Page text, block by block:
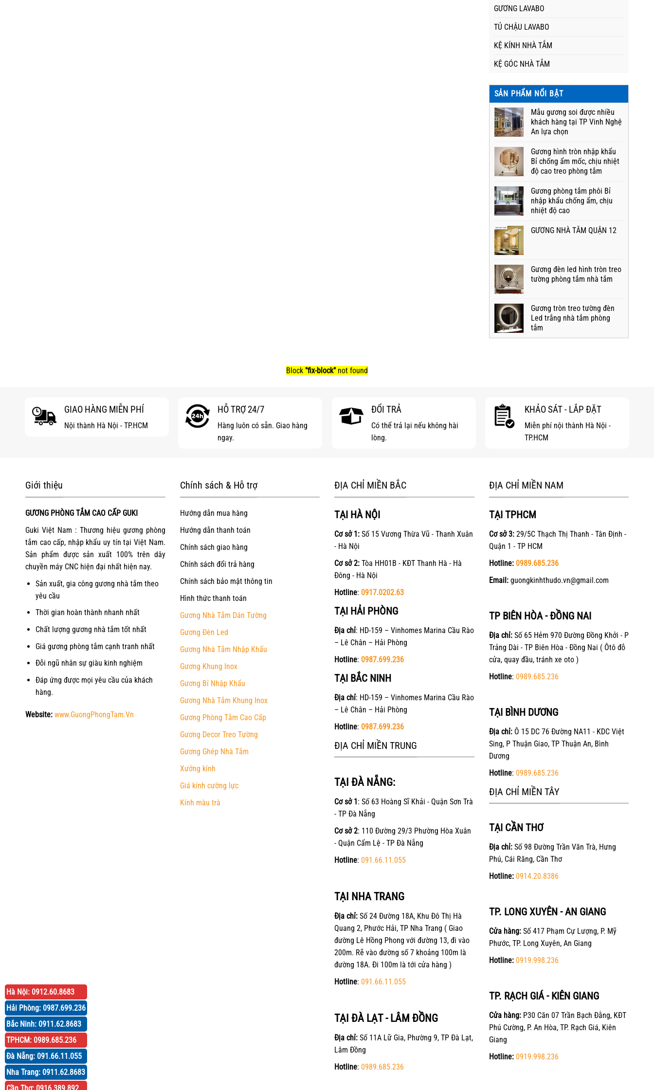
GƯƠNG LAVABO
TỦ CHẬU LAVABO
KỆ KÍNH NHÀ TẮM
KỆ GÓC NHÀ TẮM
SẢN PHẨM NỔI BẬT
Mẫu gương soi được nhiều
khách hàng tại TP Vinh Nghệ
An lựa chọn
Gương hình tròn nhập khẩu
Bỉ chống ẩm mốc, chịu nhiệt
độ cao treo phòng tắm
Gương phòng tắm phôi Bỉ
nhập khẩu chống ẩm, chịu
nhiệt độ cao
GƯƠNG NHÀ TẮM QUẬN 12
Gương đèn led hình tròn treo
tường phòng tắm nhà tắm
Gương tròn treo tường đèn
Led trắng nhà tắm phòng
tắm
Block "fix-block" not found
GIAO HÀNG MIỄN PHÍ
Nội thành Hà Nội - TP.HCM
HỖ TRỢ 24/7
Hàng luôn có sẵn. Giao hàng
ngay.
ĐỔI TRẢ
Có thể trả lại nếu không hài
lòng.
KHẢO SÁT - LẮP ĐẶT
Miễn phí nội thành Hà Nội -
TP.HCM
Giới thiệu
GƯƠNG PHÒNG TẮM CAO CẤP GUKI
Guki Việt Nam : Thương hiệu gương phòng
tắm cao cấp, nhập khẩu uy tín tại Việt Nam.
Sản phẩm được sản xuất 100% trên dây
chuyền máy CNC hiện đại nhất hiện nay.
Sản xuất, gia công gương nhà tắm theo
yêu cầu
Thời gian hoàn thành nhanh nhất
Chất lượng gương nhà tắm tốt nhất
Giá gương phòng tắm cạnh tranh nhất
Đỗi ngũ nhân sự giàu kinh nghiệm
Đáp ứng được mọi yêu cầu của khách
hàng.
Website: www.GuongPhongTam.Vn
Chính sách & Hỗ trợ
Hướng dẫn mua hàng
Hướng dẫn thanh toán
Chính sách giao hàng
Chính sách đổi trả hàng
Chính sách bảo mật thông tin
Hình thức thanh toán
Gương Nhà Tắm Dán Tường
Gương Đèn Led
Gương Nhà Tắm Nhập Khẩu
Gương Khung Inox
Gương Bỉ Nhập Khẩu
Gương Nhà Tắm Khung Inox
Gương Phòng Tắm Cao Cấp
Gương Decor Treo Tường
Gương Ghép Nhà Tắm
Xưởng kính
Giá kính cường lực
Kính màu trà
ĐỊA CHỈ MIỀN BẮC
TẠI HÀ NỘI
Cơ sở 1: Số 15 Vương Thừa Vũ - Thanh Xuân
- Hà Nội
Cơ sở 2: Tòa HH01B - KĐT Thanh Hà - Hà
Đông - Hà Nội
Hotline: 0917.0202.63
TẠI HẢI PHÒNG
Địa chỉ: HD-159 – Vinhomes Marina Cầu Rào
– Lê Chân – Hải Phòng
Hotline: 0987.699.236
TẠI BẮC NINH
Địa chỉ: HD-159 – Vinhomes Marina Cầu Rào
– Lê Chân – Hải Phòng
Hotline: 0987.699.236
ĐỊA CHỈ MIỀN TRUNG
TẠI ĐÀ NẴNG:
Cơ sở 1 : Số 63 Hoàng Sĩ Khải - Quận Sơn Trà
- TP Đà Nẵng
Cơ sở 2: 110 Đường 29/3 Phường Hòa Xuân
- Quận Cẩm Lệ - TP Đà Nẵng
Hotline: 091.66.11.055
TẠI NHA TRANG
Địa chỉ: Số 24 Đường 18A, Khu Đô Thị Hà
Quang 2, Phước Hải, TP Nha Trang ( Giao
đường Lê Hồng Phong với đường 13, đi vào
200m. Rẽ vào đường số 7 khoảng 100m là
đường 18A. Đi 100m là tới cửa hàng )
Hotline: 091.66.11.055
TẠI ĐÀ LẠT - LÂM ĐỒNG
Địa chỉ: Số 11A Lữ Gia, Phường 9, TP Đà Lạt,
Lâm Đồng
Hotline: 0989.685.236
ĐỊA CHỈ MIỀN NAM
TẠI TPHCM
Cơ sở 3:29/5C Thạch Thị Thanh - Tân Định -
Quận 1 - TP HCM
Hotline: 0989.685.236
Email:guongkinhthudo.vn@gmail.com
TP BIÊN HÒA - ĐỒNG NAI
Địa chỉ:Số 65 Hẻm 970 Đường Đồng Khởi - P
Trảng Dài - TP Biên Hòa - Đồng Nai ( Ôtô đỗ
cửa, quay đầu, tránh xe oto )
Hotline: 0989.685.236
TẠI BÌNH DƯƠNG
Địa chỉ:Ô 15 DC 76 Đường NA11 - KDC Việt
Sing, P Thuận Giao, TP Thuận An, Bình
Dương
Hotline: 0989.685.236
ĐỊA CHỈ MIỀN TÂY
TẠI CẦN THƠ
Địa chỉ:Số 98 Đường Trần Văn Trà, Hưng
Phú, Cái Răng, Cần Thơ
Hotline: 0914.20.8386
TP. LONG XUYÊN - AN GIANG
Cửa hàng:Số 417 Phạm Cự Lượng, P. Mỹ
Phước, TP. Long Xuyên, An Giang
Hotline: 0919.998.236
TP. RẠCH GIÁ - KIÊN GIANG
Cửa hàng:P30 Căn 07 Trần Bạch Đằng, KĐT
Phú Cường, P. An Hòa, TP. Rạch Giá, Kiên
Giang
Hotline: 0919.998.236
Hà Nội: 0912.60.8683
Hải Phòng: 0987.699.236
Bắc Ninh: 0911.62.8683
TPHCM: 0989.685.236
Đà Nẵng: 091.66.11.055
Nha Trang: 0911.62.8683